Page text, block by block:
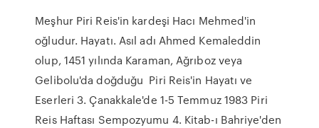
Meşhur Piri Reis'in kardeşi Hacı Mehmed'in
oğludur. Hayatı. Asıl adı Ahmed Kemaleddin
olup, 1451 yılında Karaman, Ağrıboz veya
Gelibolu'da doğduğu Piri Reis'in Hayatı ve
Eserleri 3. Çanakkale'de 1-5 Temmuz 1983 Piri
Reis Haftası Sempozyumu 4. Kitab-ı Bahriye'den